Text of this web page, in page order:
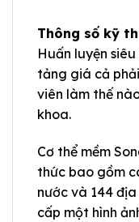
Thông số kỹ
Huấn luyện
tảng giá cả
viên làm thế
khoa.
Cơ thể mềm
thức bao gồm
nước và 144
cấp một hình